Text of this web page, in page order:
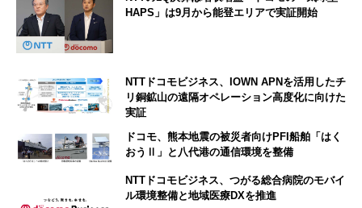
HAPS」は9月から能登エリアで実証開始
NTTドコモビジネス、IOWN APNを活用したチ
リ銅鉱山の遠隔オペレーション高度化に向けた
実証
ドコモ、熊本地震の被災者向けPFI船舶「はく
おうⅡ」と八代港の通信環境を整備
NTTドコモビジネス、つがる総合病院のモバイ
ル環境整備と地域医療DXを推進